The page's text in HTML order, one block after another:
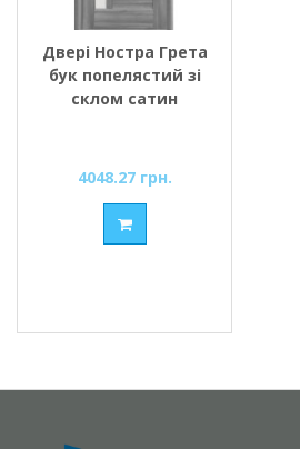
Двері Ностра Грета
бук попелястий зі
склом сатин
4048.27 грн.